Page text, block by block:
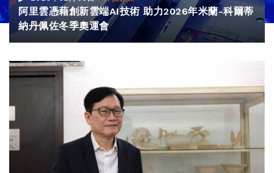
阿里雲憑藉創新雲端AI技術 助力2026年米蘭-科爾蒂
納丹佩佐冬季奧運會